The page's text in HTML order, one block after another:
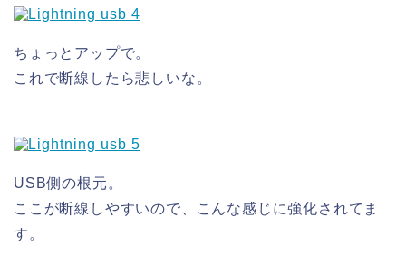
ちょっとアップで。
これで断線したら悲しいな。
USB側の根元。
ここが断線しやすいので、こんな感じに強化されてま
す。